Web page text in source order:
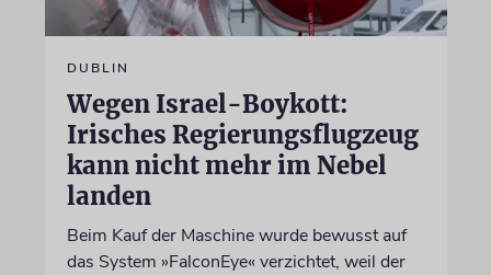
DUBLIN
Wegen Israel-Boykott:
Irisches Regierungsflugzeug
kann nicht mehr im Nebel
landen
Beim Kauf der Maschine wurde bewusst auf
das System »FalconEye« verzichtet, weil der